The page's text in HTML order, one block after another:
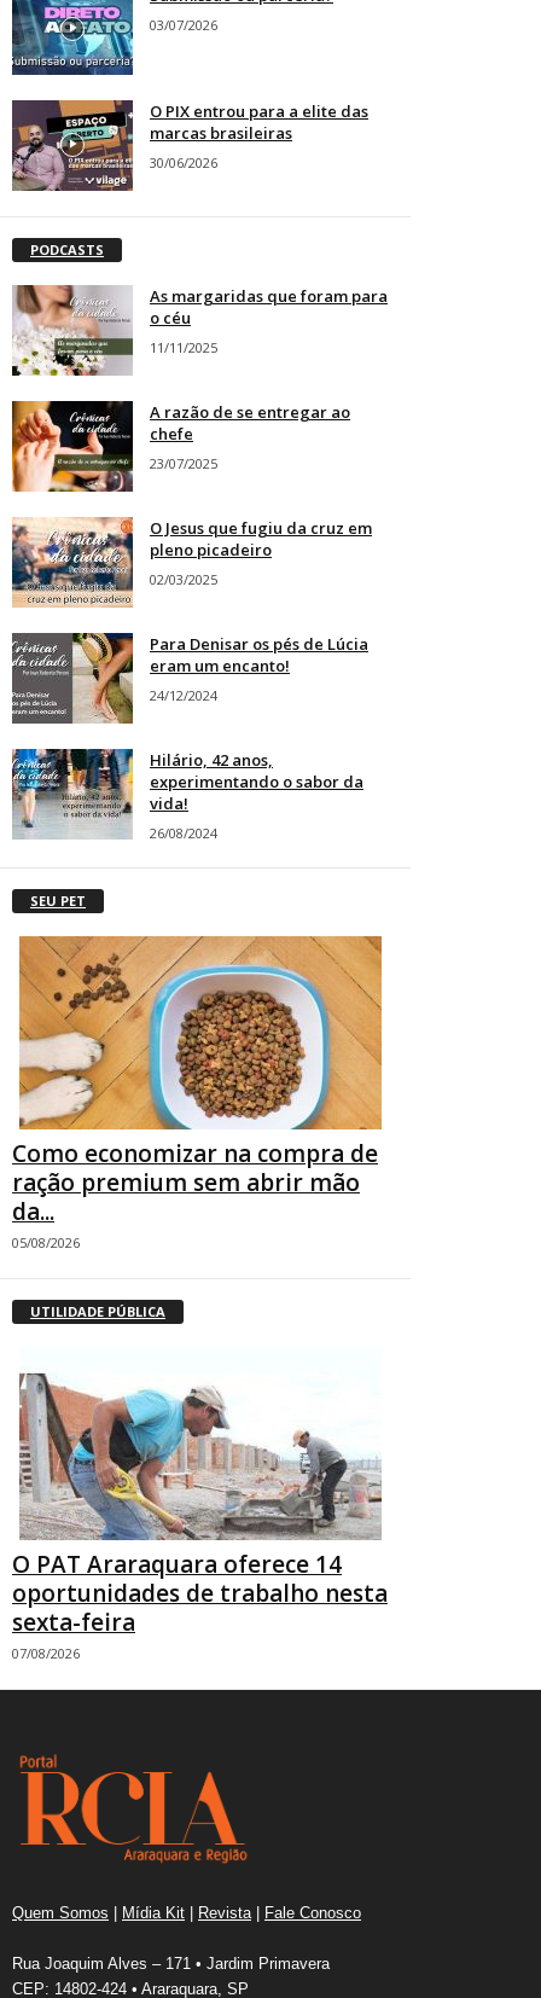
03/07/2026
O PIX entrou para a elite das
marcas brasileiras
30/06/2026
PODCASTS
As margaridas que foram para
o céu
11/11/2025
A razão de se entregar ao
chefe
23/07/2025
O Jesus que fugiu da cruz em
pleno picadeiro
02/03/2025
Para Denisar os pés de Lúcia
eram um encanto!
24/12/2024
Hilário, 42 anos,
experimentando o sabor da
vida!
26/08/2024
SEU PET
Como economizar na compra de
ração premium sem abrir mão
da...
05/08/2026
UTILIDADE PÚBLICA
O PAT Araraquara oferece 14
oportunidades de trabalho nesta
sexta-feira
07/08/2026
Quem Somos Mídia Kit Revista| Fale Conosco
Rua Joaquim Alves – 171 • Jardim Primavera
CEP: 14802-424 • Araraquara, SP